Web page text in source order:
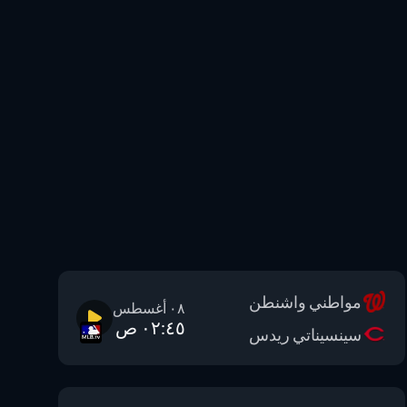
مواطني واشنطن
سينسيناتي ريدس
٠٨ أغسطس
٠٢:٤٥ ص